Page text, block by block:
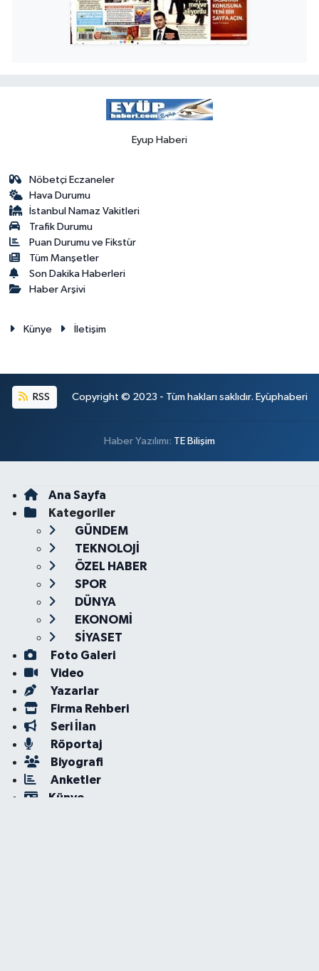
Eyup Haberi
Nöbetçi Eczaneler
Hava Durumu
İstanbul Namaz Vakitleri
Trafik Durumu
Puan Durumu ve Fikstür
Tüm Manşetler
Son Dakika Haberleri
Haber Arşivi
Künye İletişim
RSS Copyright © 2023 - Tüm hakları saklıdır. Eyüphaberi
Haber Yazılımı: TE Bilişim
Ana Sayfa
Kategoriler
GÜNDEM
TEKNOLOJİ
ÖZEL HABER
SPOR
DÜNYA
EKONOMİ
SİYASET
Foto Galeri
Video
Yazarlar
Firma Rehberi
Seri İlan
Röportaj
Biyografi
Anketler
Künye